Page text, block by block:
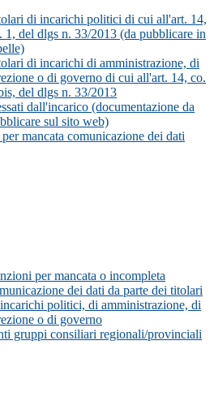
di incarichi politici di cui all'art. 14,
1, del dlgs n. 33/2013 (da pubblicare in
di incarichi di amministrazione, di
o di governo di cui all'art. 14, co.
del dlgs n. 33/2013
dall'incarico (documentazione da
sul sito web)
mancata comunicazione dei dati
per mancata o incompleta
dei dati da parte dei titolari
politici, di amministrazione, di
o di governo
gruppi consiliari regionali/provinciali